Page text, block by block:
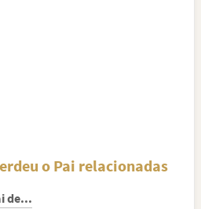
o Pai relacionadas
de...